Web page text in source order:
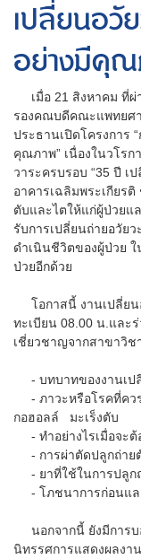
เปลี่ยนอวั
อย่างมีคุณ
เมื่อ 21 สิงหาคม ที่ผ่
รองคณบดีคณะแพทยศ
ประธานเปิดโครงการ
คุณภาพ” เนื่องในวโร
วาระครบรอบ “35 ปี
อาคารเฉลิมพระเกียร
ตับและไตให้แก่ผู้ป่วยแ
รับการเปลี่ยนถ่ายอวัย
ดำเนินชีวิตของผู้ป่วย
ป่วยอีกด้วย
โอกาสนี้ งานเปลี่ยน
ทะเบียน 08.00 น.และ
เชี่ยวชาญจากสาขาวิช
- บทบาทของงานเป
- ภาวะหรือโรคที่คว
กอฮอลล์ มะเร็งตับ
- ทำอย่างไรเมื่อจะต้
- การผ่าตัดปลูกถ่าย
- ยาที่ใช้ในการปลูก
- โภชนาการก่อนแล
นอกจากนี้ ยังมีการบ
นิทรรศการแสดงผลงา